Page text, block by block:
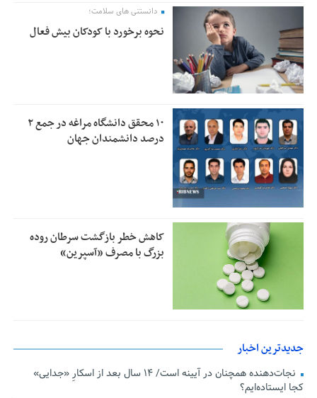
دانستنی های سلامت؛
نحوه برخورد با کودکان بیش فعال
۱۰ محقق دانشگاه مراغه در جمع ۲
درصد دانشمندان جهان
کاهش خطر بازگشت سرطان روده
بزرگ با مصرف «آسپرین»
جدیدترین اخبار
نجات‌دهنده‌ همچنان در آیینه است/ ۱۴ سال بعد از اسکارِ «جدایی»
کجا ایستاده‌ایم؟